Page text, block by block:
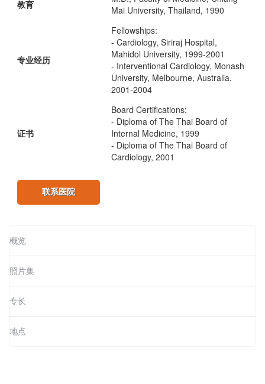
教育
Mai University, Thailand, 1990
专业经历
Fellowships:
- Cardiology, Siriraj Hospital,
Mahidol University, 1999-2001
- Interventional Cardiology, Monash
University, Melbourne, Australia,
2001-2004
证书
Board Certifications:
- Diploma of The Thai Board of
Internal Medicine, 1999
- Diploma of The Thai Board of
Cardiology, 2001
联系医院
概览
照片集
专长
地点